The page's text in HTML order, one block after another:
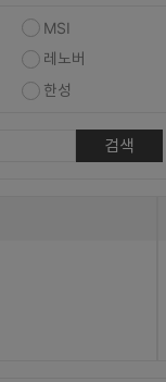
MSI
레노버
한성
검색